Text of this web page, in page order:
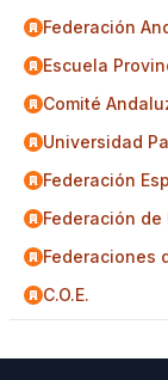
Federación
Escuela
Comité
Universidad
Federación
Federación
Federaciones
C.O.E.